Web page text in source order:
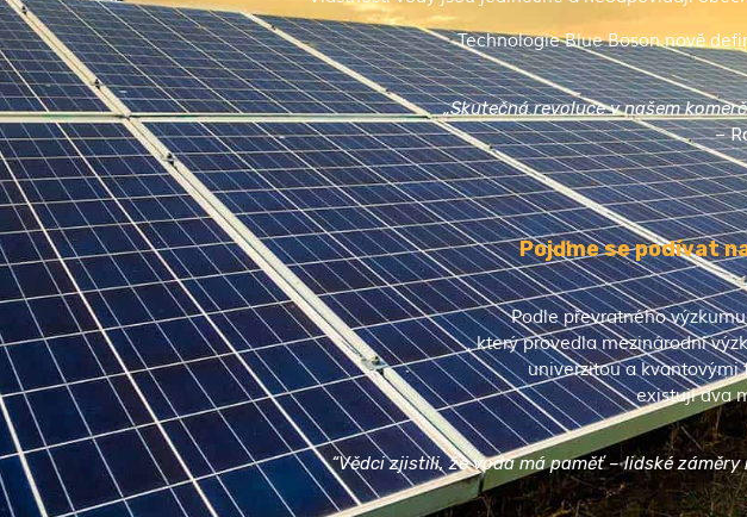
Technologie Blue Boson nově
„Skutečná revoluce v našem
–
Pojďme se podívat
Podle převratného
, který provedla mezinárodní
univerzitou a kvantovými
existují dva
“Vědci zjistili, že voda má paměť – lidské